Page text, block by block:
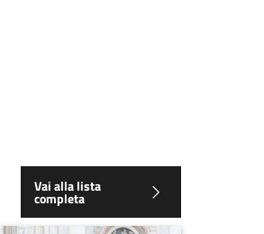
Vai alla lista
completa